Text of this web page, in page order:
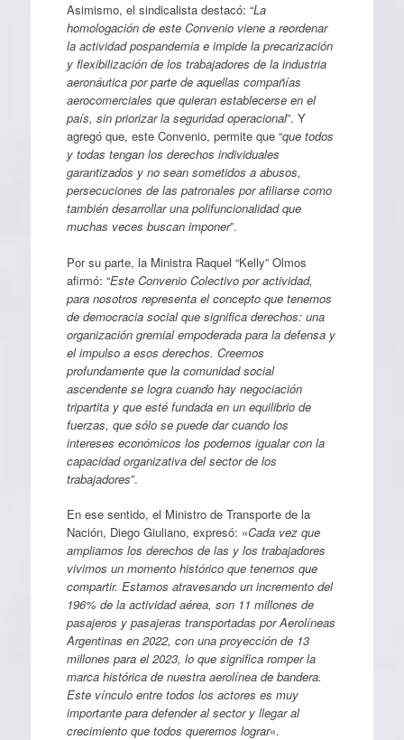
Asimismo, el sindicalista destacó: “La
homologación de este Convenio viene a reordenar
la actividad pospandemia e impide la precarización
y flexibilización de los trabajadores de la industria
aeronáutica por parte de aquellas compañías
aerocomerciales que quieran establecerse en el
país, sin priorizar la seguridad operacional”. Y
agregó que, este Convenio, permite que “que todos
y todas tengan los derechos individuales
garantizados y no sean sometidos a abusos,
persecuciones de las patronales por afiliarse como
también desarrollar una polifuncionalidad que
muchas veces buscan imponer”.
Por su parte, la Ministra Raquel “Kelly”Olmos
afirmó: “Este Convenio Colectivo por actividad,
para nosotros representa el concepto que tenemos
de democracia social que significa derechos: una
organización gremial empoderada para la defensa y
el impulso a esos derechos. Creemos
profundamente que la comunidad social
ascendente se logra cuando hay negociación
tripartita y que esté fundada en un equilibrio de
fuerzas, que sólo se puede dar cuando los
intereses económicos los podemos igualar con la
capacidad organizativa del sector de los
trabajadores”.
En ese sentido, el Ministro de Transporte de la
Nación, Diego Giuliano, expresó: «Cada vez que
ampliamos los derechos de las y los trabajadores
vivimos un momento histórico que tenemos que
compartir. Estamos atravesando un incremento del
196% de la actividad aérea, son 11 millones de
pasajeros y pasajeras transportadas por Aerolíneas
Argentinas en 2022, con una proyección de 13
millones para el 2023, lo que significa romper la
marca histórica de nuestra aerolínea de bandera.
Este vínculo entre todos los actores es muy
importante para defender al sector y llegar al
crecimiento que todos queremos lograr«.